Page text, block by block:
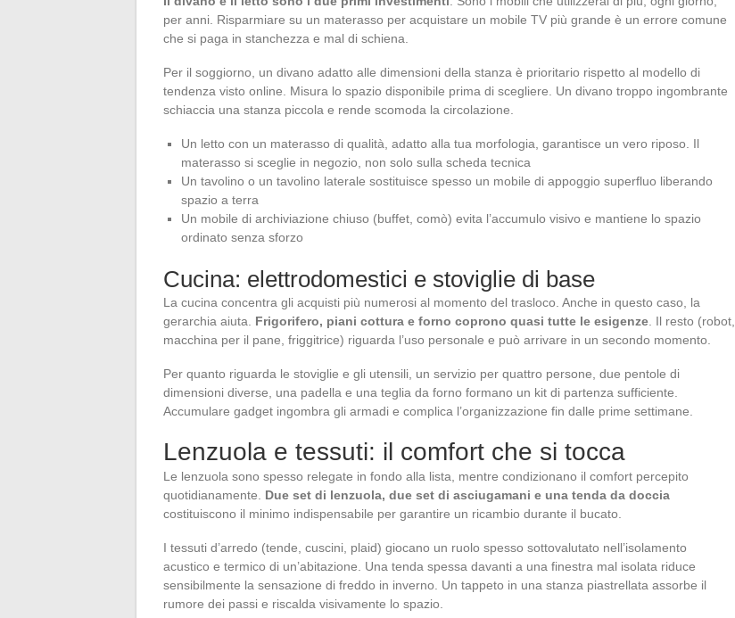
per anni. Risparmiare su un materasso per acquistare un mobile TV più grande è un errore comune
che si paga in stanchezza e mal di schiena.
Per il soggiorno, un divano adatto alle dimensioni della stanza è prioritario rispetto al modello di
tendenza visto online. Misura lo spazio disponibile prima di scegliere. Un divano troppo ingombrante
schiaccia una stanza piccola e rende scomoda la circolazione.
Un letto con un materasso di qualità, adatto alla tua morfologia, garantisce un vero riposo. Il
materasso si sceglie in negozio, non solo sulla scheda tecnica
Un tavolino o un tavolino laterale sostituisce spesso un mobile di appoggio superfluo liberando
spazio a terra
Un mobile di archiviazione chiuso (buffet, comò) evita l’accumulo visivo e mantiene lo spazio
ordinato senza sforzo
Cucina: elettrodomestici e stoviglie di base
La cucina concentra gli acquisti più numerosi al momento del trasloco. Anche in questo caso, la
gerarchia aiuta. Frigorifero, piani cottura e forno coprono quasi tutte le esigenze. Il resto (robot,
macchina per il pane, friggitrice) riguarda l’uso personale e può arrivare in un secondo momento.
Per quanto riguarda le stoviglie e gli utensili, un servizio per quattro persone, due pentole di
dimensioni diverse, una padella e una teglia da forno formano un kit di partenza sufficiente.
Accumulare gadget ingombra gli armadi e complica l’organizzazione fin dalle prime settimane.
Lenzuola e tessuti: il comfort che si tocca
Le lenzuola sono spesso relegate in fondo alla lista, mentre condizionano il comfort percepito
quotidianamente. Due set di lenzuola, due set di asciugamani e una tenda da doccia
costituiscono il minimo indispensabile per garantire un ricambio durante il bucato.
I tessuti d’arredo (tende, cuscini, plaid) giocano un ruolo spesso sottovalutato nell’isolamento
acustico e termico di un’abitazione. Una tenda spessa davanti a una finestra mal isolata riduce
sensibilmente la sensazione di freddo in inverno. Un tappeto in una stanza piastrellata assorbe il
rumore dei passi e riscalda visivamente lo spazio.